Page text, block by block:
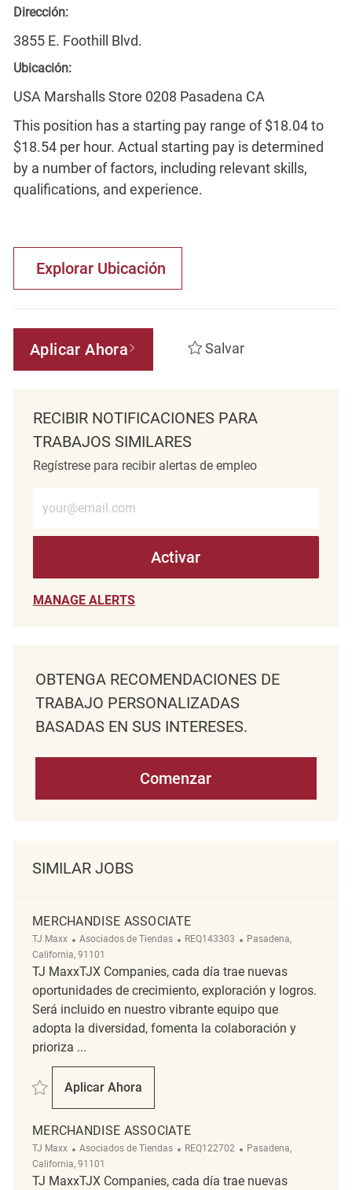
Dirección:
3855 E. Foothill Blvd.
Ubicación:
USA Marshalls Store 0208 Pasadena CA
This position has a starting pay range of $18.04 to
$18.54 per hour. Actual starting pay is determined
by a number of factors, including relevant skills,
qualifications, and experience.
Explorar Ubicación
Aplicar Ahora Salvar
RECIBIR NOTIFICACIONES PARA
TRABAJOS SIMILARES
Regístrese para recibir alertas de empleo
Activar
MANAGE ALERTS
OBTENGA RECOMENDACIONES DE
TRABAJO PERSONALIZADAS
BASADAS EN SUS INTERESES.
Comenzar
SIMILAR JOBS
MERCHANDISE ASSOCIATE
TJ Maxx Categoría
Asociados de Tiendas ReqId
REQ143303 Ubicación
Pasadena,
California, 91101
TJ MaxxTJX Companies, cada día trae nuevas
oportunidades de crecimiento, exploración y logros.
Será incluido en nuestro vibrante equipo que
adopta la diversidad, fomenta la colaboración y
prioriza ...
Salvar Merchandise Associate REQ143303
Aplicar Ahora
Merchandise Associate
MERCHANDISE ASSOCIATE
TJ Maxx Categoría
Asociados de Tiendas ReqId
REQ122702 Ubicación
Pasadena,
California, 91101
TJ MaxxTJX Companies, cada día trae nuevas